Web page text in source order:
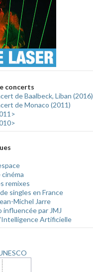
concerts
de Baalbeck, Liban (2016)
de Monaco (2011)
cinéma
remixes
singles en France
Michel Jarre
influencée par JMJ
Artificielle